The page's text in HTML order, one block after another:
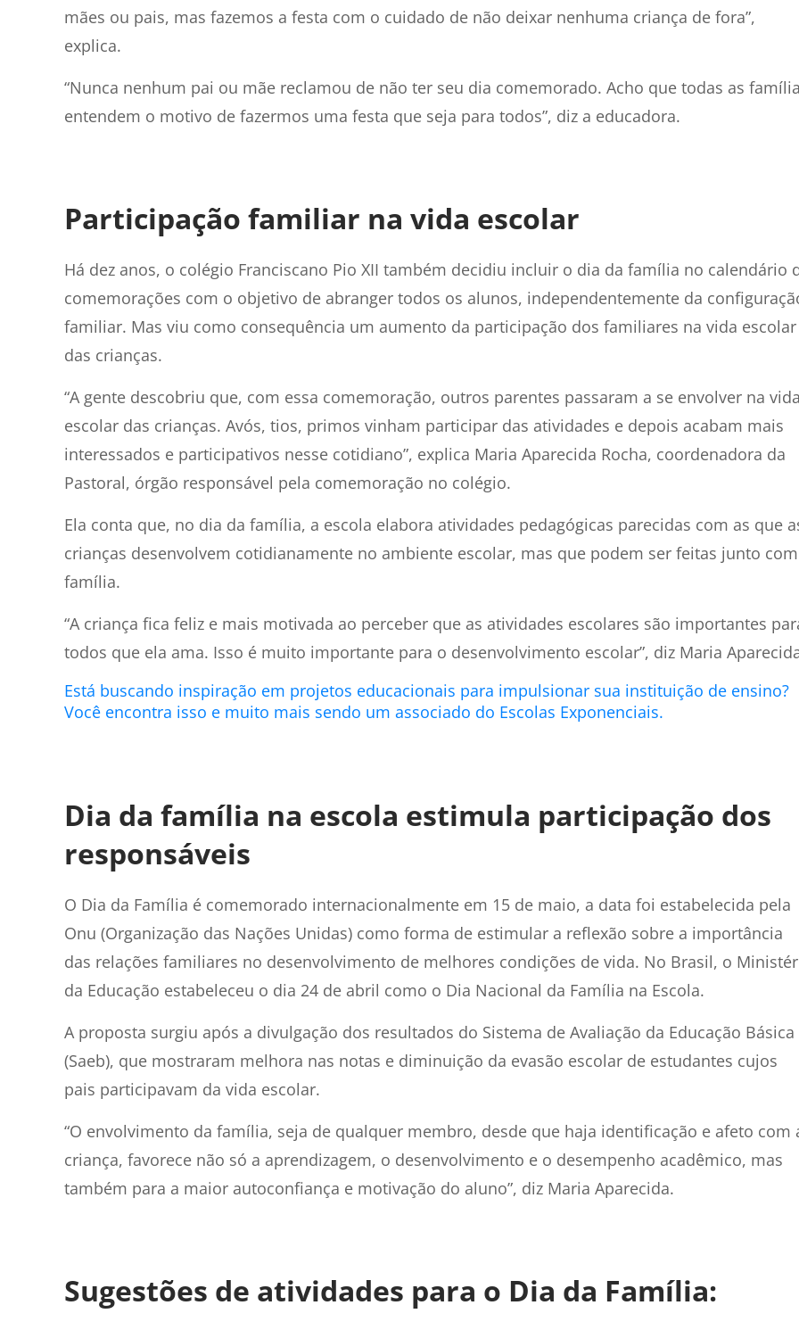
mães ou pais, mas fazemos a festa com o cuidado de não deixar nenhuma criança de fora”,
explica.
“Nunca nenhum pai ou mãe reclamou de não ter seu dia comemorado. Acho que todas as
entendem o motivo de fazermos uma festa que seja para todos”, diz a educadora.
Participação familiar na vida escolar
Há dez anos, o colégio Franciscano Pio XII também decidiu incluir o dia da família no calendário
comemorações com o objetivo de abranger todos os alunos, independentemente da
familiar. Mas viu como consequência um aumento da participação dos familiares na vida escolar
das crianças.
“A gente descobriu que, com essa comemoração, outros parentes passaram a se envolver na
escolar das crianças. Avós, tios, primos vinham participar das atividades e depois acabam mais
interessados e participativos nesse cotidiano”, explica Maria Aparecida Rocha, coordenadora da
Pastoral, órgão responsável pela comemoração no colégio.
Ela conta que, no dia da família, a escola elabora atividades pedagógicas parecidas com as que
crianças desenvolvem cotidianamente no ambiente escolar, mas que podem ser feitas junto
família.
“A criança fica feliz e mais motivada ao perceber que as atividades escolares são importantes
todos que ela ama. Isso é muito importante para o desenvolvimento escolar”, diz Maria
Está buscando inspiração em projetos educacionais para impulsionar sua instituição de ensino?
Você encontra isso e muito mais sendo um associado do Escolas Exponenciais.
Dia da família na escola estimula participação dos
responsáveis
O Dia da Família é comemorado internacionalmente em 15 de maio, a data foi estabelecida pela
Onu (Organização das Nações Unidas) como forma de estimular a reflexão sobre a importância
das relações familiares no desenvolvimento de melhores condições de vida. No Brasil, o
da Educação estabeleceu o dia 24 de abril como o Dia Nacional da Família na Escola.
A proposta surgiu após a divulgação dos resultados do Sistema de Avaliação da Educação Básica
(Saeb), que mostraram melhora nas notas e diminuição da evasão escolar de estudantes cujos
pais participavam da vida escolar.
“O envolvimento da família, seja de qualquer membro, desde que haja identificação e afeto com
criança, favorece não só a aprendizagem, o desenvolvimento e o desempenho acadêmico, mas
também para a maior autoconfiança e motivação do aluno”, diz Maria Aparecida.
Sugestões de atividades para o Dia da Família: